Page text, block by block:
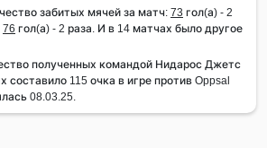
забитых мячей за матч: 73 гол(а) - 2
76 гол(а) - 2 раза. И в 14 матчах было другое
полученных командой Нидарос Джетс
составило 115 очка в игре против Oppsal
08.03.25.